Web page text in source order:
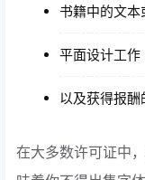
书籍中的文本
平面设计工作
以及获得报
在大多数许可证中